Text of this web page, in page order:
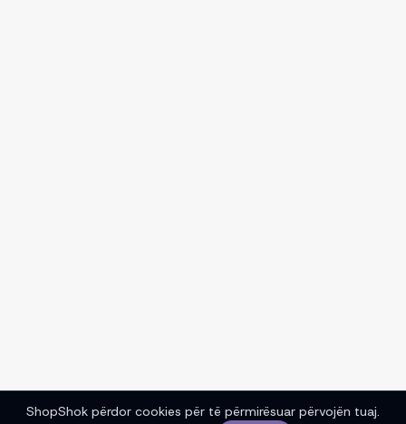
ShopShok përdor cookies për të përmirësuar përvojën tuaj.